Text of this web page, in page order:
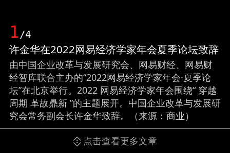
1/4
许金华在2022网易经济学家年会夏季论坛致辞
由中国企业改革与发展研究会、网易财经、网易财
经智库联合主办的“2022网易经济学家年会·夏季论
坛”在北京举行。2022 网易经济学家年会围绕“ 穿越
周期 革故鼎新 ”的主题展开。中国企业改革与发展研
究会常务副会长许金华致辞。（来源：商业）
点击查看更多文章